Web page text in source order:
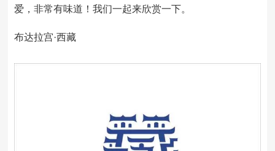
爱，非常有味道！我们一起来欣赏一下。
布达拉宫·西藏